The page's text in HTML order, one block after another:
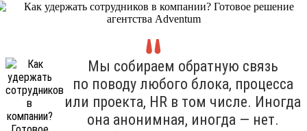
Мы собираем обратную связь
по поводу любого блока, процесса
или проекта, HR в том числе. Иногда
она анонимная, иногда — нет.